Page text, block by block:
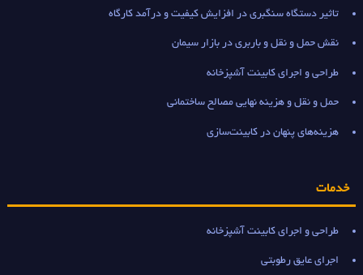
تاثیر دستگاه سنگبری در افزایش کیفیت و درآمد کارگاه
نقش حمل و نقل و باربری در بازار سیمان
طراحی و اجرای کابینت آشپزخانه
حمل و نقل و هزینه نهایی مصالح ساختمانی
هزینه‌های پنهان در کابینت‌سازی
خدمات
طراحی و اجرای کابینت آشپزخانه
اجرای عایق رطوبتی